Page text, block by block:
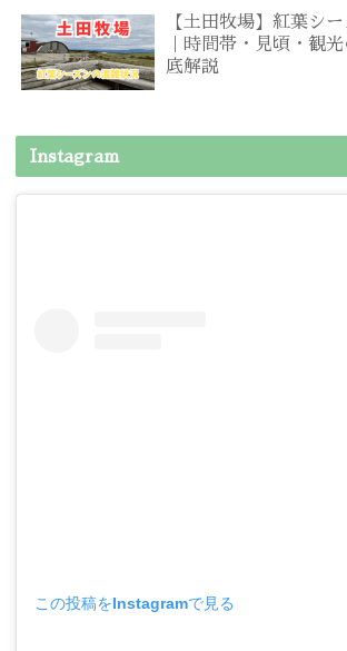
【土田牧場】紅葉シ
｜時間帯・見頃・観
底解説
Instagram
この投稿をInstagramで見る